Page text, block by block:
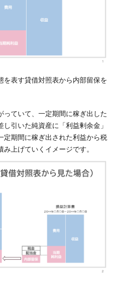
を表す貸借対照表から内部留保を
ていて、一定期間に稼ぎ出した
引いた純資産に「利益剰余金」
定期間に稼ぎ出された利益から税
上げていくイメージです。